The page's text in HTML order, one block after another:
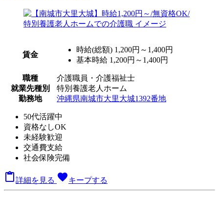
賃金
時給(総額) 1,200円～1,400円
基本時給 1,200円～1,400円
職種
介護職員・介護福祉士
就業先種別
特別養護老人ホーム
勤務地
沖縄県南城市大里大城1392番地
50代活躍中
資格なしOK
未経験歓迎
交通費支給
社会保険完備
詳細を見る favoriteキープする